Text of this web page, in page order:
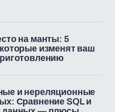
на манты: 5
изменят ваш
и нереляционные
Сравнение SQL и